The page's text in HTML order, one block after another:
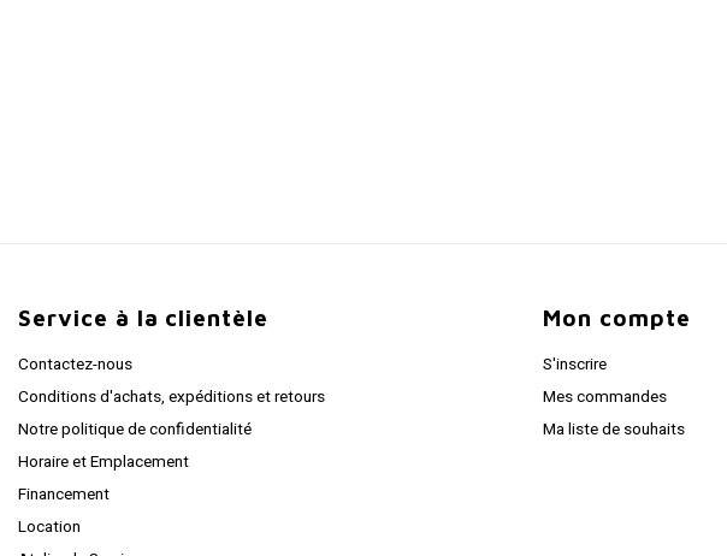
Service à la clientèle
Contactez-nous
Conditions d'achats, expéditions et retours
Notre politique de confidentialité
Horaire et Emplacement
Financement
Location
Mon compte
S'inscrire
Mes commandes
Ma liste de souhaits